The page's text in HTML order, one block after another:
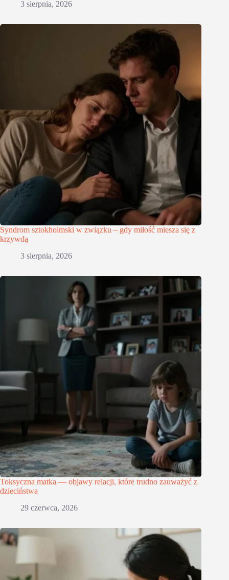
3 sierpnia, 2026
Syndrom sztokholmski w związku – gdy miłość miesza się z
krzywdą
3 sierpnia, 2026
Toksyczna matka — objawy relacji, które trudno zauważyć z
dzieciństwa
29 czerwca, 2026